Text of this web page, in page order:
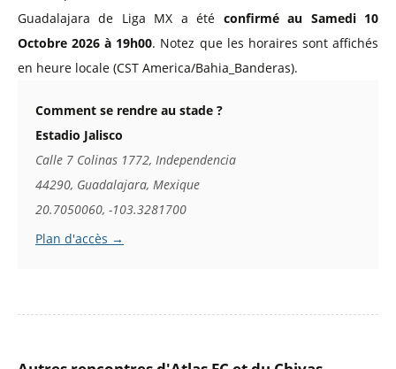
Guadalajara de Liga MX a été confirmé au Samedi 10
Octobre 2026 à 19h00. Notez que les horaires sont affichés
en heure locale (CST America/Bahia_Banderas).
Comment se rendre au stade ?
Estadio Jalisco
Calle 7 Colinas 1772, Independencia
44290, Guadalajara, Mexique
20.7050060, -103.3281700
Plan d'accès →